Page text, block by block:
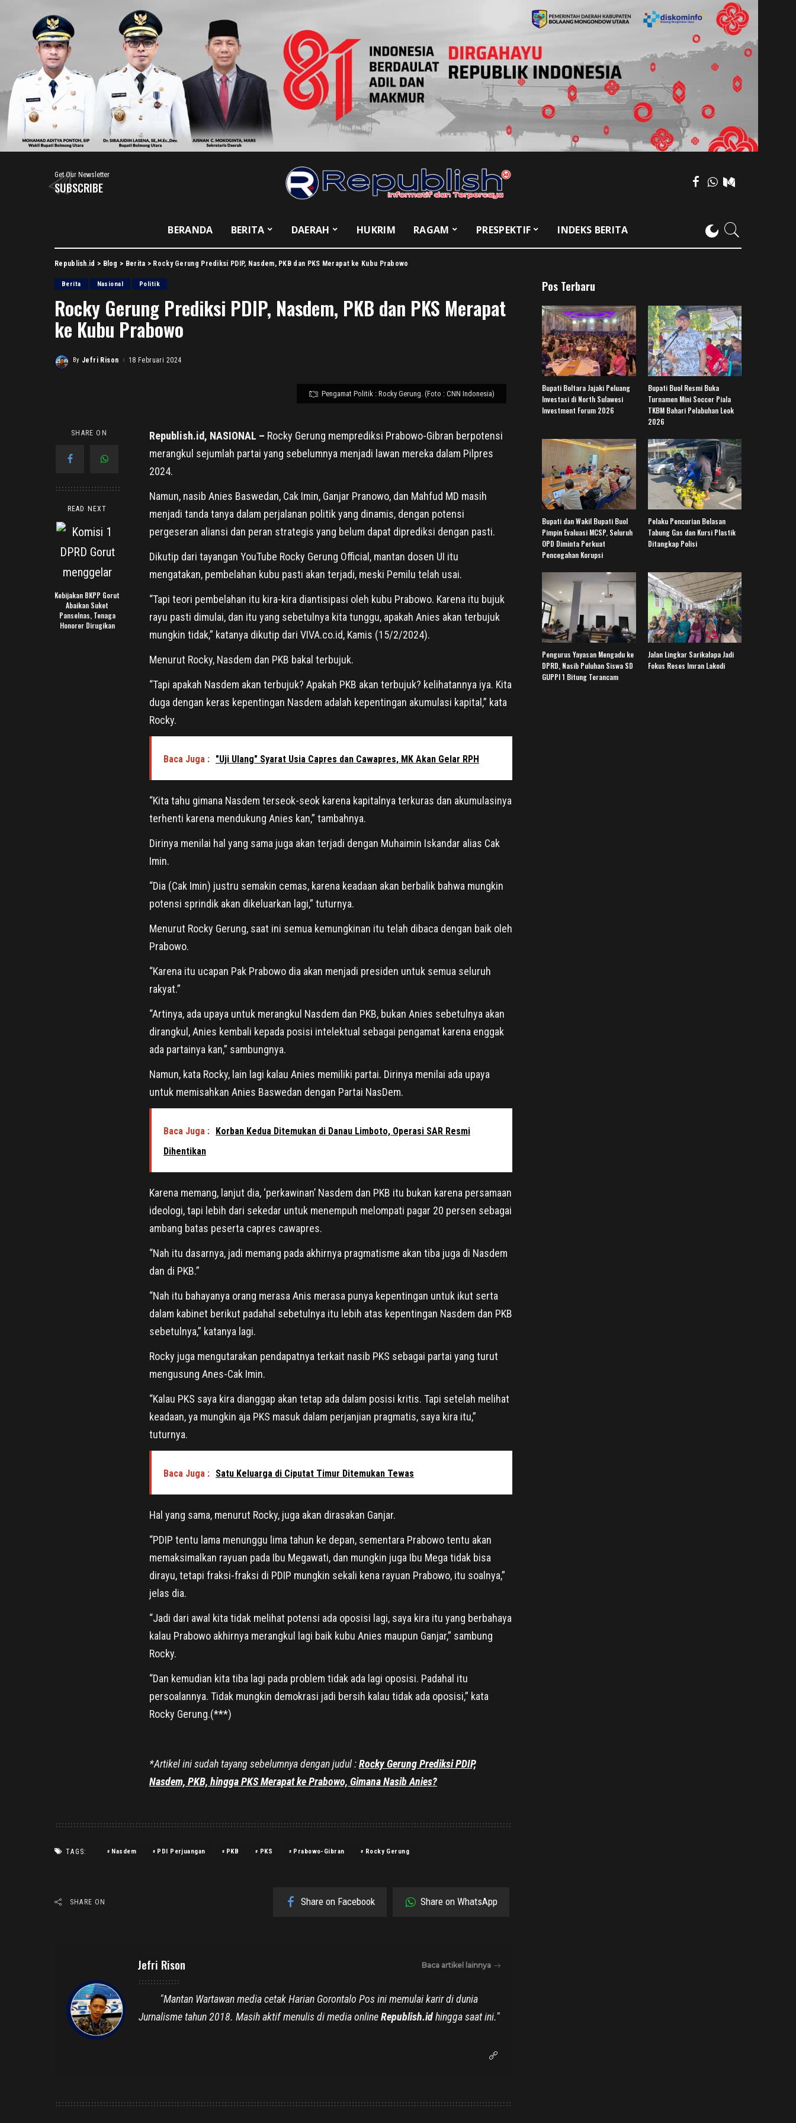
Get Our Newsletter
SUBSCRIBE
BERANDA BERITA DAERAH HUKRIM RAGAM PRESPEKTIF INDEKS BERITA
Republish.id > Blog > Berita > Rocky Gerung Prediksi PDIP, Nasdem, PKB dan PKS Merapat ke Kubu Prabowo
Berita Nasional Politik
Rocky Gerung Prediksi PDIP, Nasdem, PKB dan PKS Merapat
ke Kubu Prabowo
Posted
By Jefri Rison 18 Februari 2024
Pengamat Politik : Rocky Gerung. (Foto : CNN Indonesia)
SHARE ON
READ NEXT
Kebijakan BKPP Gorut
Abaikan Suket
Panselnas, Tenaga
Honorer Dirugikan
Republish.id, NASIONAL – Rocky Gerung memprediksi Prabowo-Gibran berpotensi
merangkul sejumlah partai yang sebelumnya menjadi lawan mereka dalam Pilpres
2024.
Namun, nasib Anies Baswedan, Cak Imin, Ganjar Pranowo, dan Mahfud MD masih
menjadi tanda tanya dalam perjalanan politik yang dinamis, dengan potensi
pergeseran aliansi dan peran strategis yang belum dapat diprediksi dengan pasti.
Dikutip dari tayangan YouTube Rocky Gerung Official, mantan dosen UI itu
mengatakan, pembelahan kubu pasti akan terjadi, meski Pemilu telah usai.
“Tapi teori pembelahan itu kira-kira diantisipasi oleh kubu Prabowo. Karena itu bujuk
rayu pasti dimulai, dan itu yang sebetulnya kita tunggu, apakah Anies akan terbujuk
mungkin tidak,” katanya dikutip dari VIVA.co.id, Kamis (15/2/2024).
Menurut Rocky, Nasdem dan PKB bakal terbujuk.
“Tapi apakah Nasdem akan terbujuk? Apakah PKB akan terbujuk? kelihatannya iya. Kita
duga dengan keras kepentingan Nasdem adalah kepentingan akumulasi kapital,” kata
Rocky.
Baca Juga : "Uji Ulang" Syarat Usia Capres dan Cawapres, MK Akan Gelar RPH
“Kita tahu gimana Nasdem terseok-seok karena kapitalnya terkuras dan akumulasinya
terhenti karena mendukung Anies kan,” tambahnya.
Dirinya menilai hal yang sama juga akan terjadi dengan Muhaimin Iskandar alias Cak
Imin.
“Dia (Cak Imin) justru semakin cemas, karena keadaan akan berbalik bahwa mungkin
potensi sprindik akan dikeluarkan lagi,” tuturnya.
Menurut Rocky Gerung, saat ini semua kemungkinan itu telah dibaca dengan baik oleh
Prabowo.
“Karena itu ucapan Pak Prabowo dia akan menjadi presiden untuk semua seluruh
rakyat.”
“Artinya, ada upaya untuk merangkul Nasdem dan PKB, bukan Anies sebetulnya akan
dirangkul, Anies kembali kepada posisi intelektual sebagai pengamat karena enggak
ada partainya kan,” sambungnya.
Namun, kata Rocky, lain lagi kalau Anies memiliki partai. Dirinya menilai ada upaya
untuk memisahkan Anies Baswedan dengan Partai NasDem.
Baca Juga : Korban Kedua Ditemukan di Danau Limboto, Operasi SAR Resmi
Dihentikan
Karena memang, lanjut dia, ‘perkawinan’ Nasdem dan PKB itu bukan karena persamaan
ideologi, tapi lebih dari sekedar untuk menempuh melompati pagar 20 persen sebagai
ambang batas peserta capres cawapres.
“Nah itu dasarnya, jadi memang pada akhirnya pragmatisme akan tiba juga di Nasdem
dan di PKB.”
“Nah itu bahayanya orang merasa Anis merasa punya kepentingan untuk ikut serta
dalam kabinet berikut padahal sebetulnya itu lebih atas kepentingan Nasdem dan PKB
sebetulnya,” katanya lagi.
Rocky juga mengutarakan pendapatnya terkait nasib PKS sebagai partai yang turut
mengusung Anes-Cak Imin.
“Kalau PKS saya kira dianggap akan tetap ada dalam posisi kritis. Tapi setelah melihat
keadaan, ya mungkin aja PKS masuk dalam perjanjian pragmatis, saya kira itu,”
tuturnya.
Baca Juga : Satu Keluarga di Ciputat Timur Ditemukan Tewas
Hal yang sama, menurut Rocky, juga akan dirasakan Ganjar.
“PDIP tentu lama menunggu lima tahun ke depan, sementara Prabowo tentu akan
memaksimalkan rayuan pada Ibu Megawati, dan mungkin juga Ibu Mega tidak bisa
dirayu, tetapi fraksi-fraksi di PDIP mungkin sekali kena rayuan Prabowo, itu soalnya,”
jelas dia.
“Jadi dari awal kita tidak melihat potensi ada oposisi lagi, saya kira itu yang berbahaya
kalau Prabowo akhirnya merangkul lagi baik kubu Anies maupun Ganjar,” sambung
Rocky.
“Dan kemudian kita tiba lagi pada problem tidak ada lagi oposisi. Padahal itu
persoalannya. Tidak mungkin demokrasi jadi bersih kalau tidak ada oposisi,” kata
Rocky Gerung.(***)
*Artikel ini sudah tayang sebelumnya dengan judul :Rocky Gerung Prediksi PDIP,
Nasdem, PKB, hingga PKS Merapat ke Prabowo, Gimana Nasib Anies?
TAGS: Nasdem PDI Perjuangan PKB PKS Prabowo-Gibran Rocky Gerung
SHARE ON Share on Facebook Share on WhatsApp
Jefri Rison Baca artikel lainnya
"Mantan Wartawan media cetak Harian Gorontalo Pos ini memulai karir di dunia
Jurnalisme tahun 2018. Masih aktif menulis di media onlineRepublish.idhingga saat ini."
Pos Terbaru
Bupati Boltara Jajaki Peluang
Investasi di North Sulawesi
Investment Forum 2026
Bupati Buol Resmi Buka
Turnamen Mini Soccer Piala
TKBM Bahari Pelabuhan Leok
2026
Bupati dan Wakil Bupati Buol
Pimpin Evaluasi MCSP, Seluruh
OPD Diminta Perkuat
Pencegahan Korupsi
Pelaku Pencurian Belasan
Tabung Gas dan Kursi Plastik
Ditangkap Polisi
Pengurus Yayasan Mengadu ke
DPRD, Nasib Puluhan Siswa SD
GUPPI 1 Bitung Terancam
Jalan Lingkar Sarikalapa Jadi
Fokus Reses Imran Lakodi